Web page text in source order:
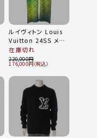
ルイヴィトン Louis
Vuitton 24SS メン
ズ モノグラムベルベ
ットトラックパンツ
1AFB75 グリーン M
在庫切れ
220,000
176,000